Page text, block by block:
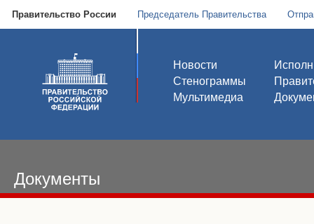
Правительство России Председатель Правительства
Новости
Стенограммы
Мультимедиа
Документы